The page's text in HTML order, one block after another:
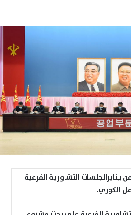
التشاورية الفرعية
الكوري.